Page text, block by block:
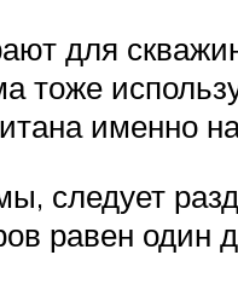
для
тоже
именно
следует
равен один